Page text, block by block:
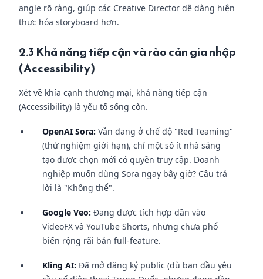
angle rõ ràng, giúp các Creative Director dễ dàng hiện
thực hóa storyboard hơn.
2.3 Khả năng tiếp cận và rào cản gia nhập
(Accessibility)
Xét về khía cạnh thương mại, khả năng tiếp cận
(Accessibility) là yếu tố sống còn.
OpenAI Sora: Vẫn đang ở chế độ "Red Teaming"
(thử nghiệm giới hạn), chỉ một số ít nhà sáng
tạo được chọn mới có quyền truy cập. Doanh
nghiệp muốn dùng Sora ngay bây giờ? Câu trả
lời là "Không thể".
Google Veo: Đang được tích hợp dần vào
VideoFX và YouTube Shorts, nhưng chưa phổ
biến rộng rãi bản full-feature.
Kling AI: Đã mở đăng ký public (dù ban đầu yêu